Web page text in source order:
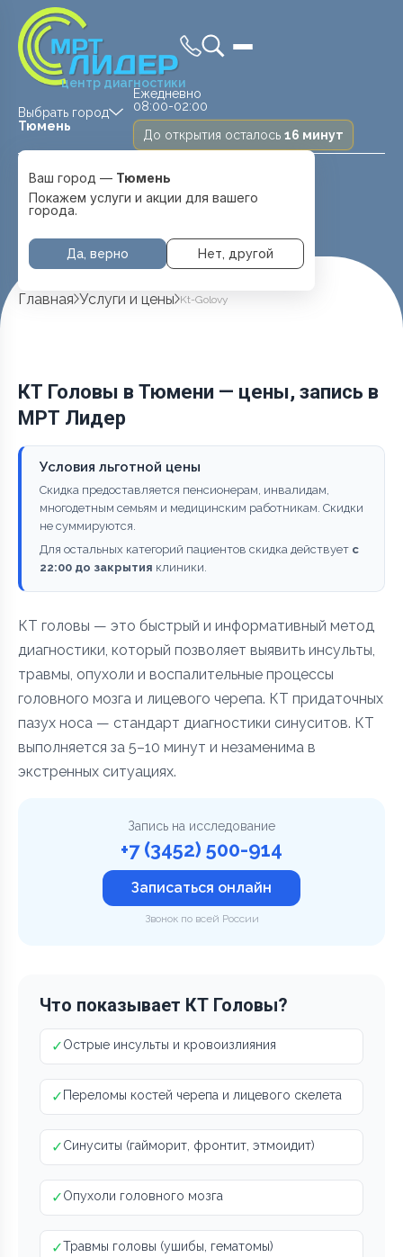
центр диагностики
Выбрать город
Тюмень
Medland —
детская клиника
Тюмень
Ежедневно
08:00-02:00
До открытия осталось16 минут
08:00 — 20:00
Ваш город — Тюмень
Покажем услуги и акции для вашего
города.
Да, верно Нет, другой
Главная Услуги и цены Kt-Golovy
КТ Головы в Тюмени — цены, запись в
МРТ Лидер
Условия льготной цены
Скидка предоставляется пенсионерам, инвалидам,
многодетным семьям и медицинским работникам. Скидки
не суммируются.
Для остальных категорий пациентов скидка действует с
22:00 до закрытия клиники.
КТ головы — это быстрый и информативный метод
диагностики, который позволяет выявить инсульты,
травмы, опухоли и воспалительные процессы
головного мозга и лицевого черепа. КТ придаточных
пазух носа — стандарт диагностики синуситов. КТ
выполняется за 5–10 минут и незаменима в
экстренных ситуациях.
Запись на исследование
+7 (3452) 500-914
Записаться онлайн
Звонок по всей России
Что показывает КТ Головы?
✓Острые инсульты и кровоизлияния
✓ Переломы костей черепа и лицевого скелета
✓Синуситы (гайморит, фронтит, этмоидит)
✓Опухоли головного мозга
✓Травмы головы (ушибы, гематомы)